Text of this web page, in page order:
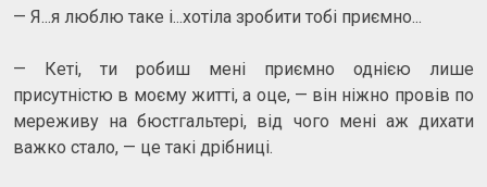
— Я...я люблю таке і...хотіла зробити тобі приємно...
— Кеті, ти робиш мені приємно однією лише
присутністю в моєму житті, а оце, — він ніжно провів по
мереживу на бюстгальтері, від чого мені аж дихати
важко стало, — це такі дрібниці.